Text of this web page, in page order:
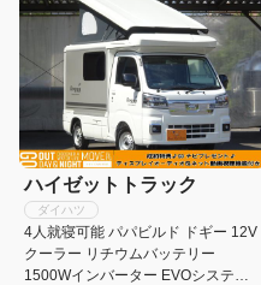
ハイゼットトラック
ダイハツ
4人就寝可能 パパビルド ドギー 12V
クーラー リチウムバッテリー
1500Wインバーター EVOシステム